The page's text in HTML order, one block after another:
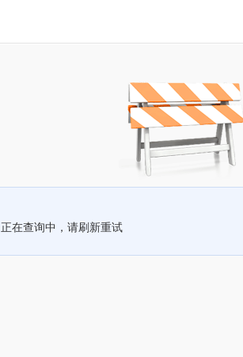
正在查询中，请刷新重试